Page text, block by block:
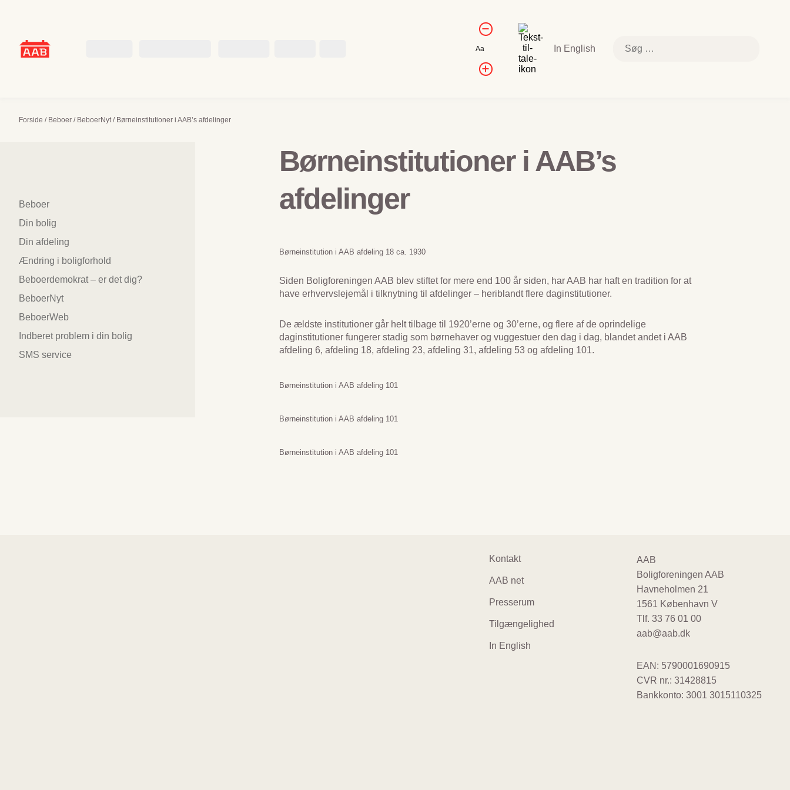
Kontrol af
skriftstørrelse
Formindsk
skriftstørrelse
AaNulstil
skriftstørrelse
Forøg
skriftstørrelsen
In English
efter:
Forside / Beboer / BeboerNyt/ Børneinstitutioner i AAB’s afdelinger
Sidenavigation
Beboer
Din bolig
Din afdeling
Ændring i boligforhold
Beboerdemokrat – er det dig?
BeboerNyt
BeboerWeb
Indberet problem i din bolig
SMS service
Børneinstitutioner i AAB’s
afdelinger
Børneinstitution i AAB afdeling 18 ca. 1930
Siden Boligforeningen AAB blev stiftet for mere end 100 år siden, har AAB har haft en tradition for at
have erhvervslejemål i tilknytning til afdelinger – heriblandt flere daginstitutioner.
De ældste institutioner går helt tilbage til 1920’erne og 30’erne, og flere af de oprindelige
daginstitutioner fungerer stadig som børnehaver og vuggestuer den dag i dag, blandet andet i AAB
afdeling 6, afdeling 18, afdeling 23, afdeling 31, afdeling 53 og afdeling 101.
Børneinstitution i AAB afdeling 101
Børneinstitution i AAB afdeling 101
Børneinstitution i AAB afdeling 101
Footer
navigation
Kontakt
AAB net
Presserum
Tilgængelighed
In English
AAB
Boligforeningen AAB
Havneholmen 21
1561 København V
Tlf. 33 76 01 00
aab@aab.dk
EAN: 5790001690915
CVR nr.: 31428815
Bankkonto: 3001 3015110325